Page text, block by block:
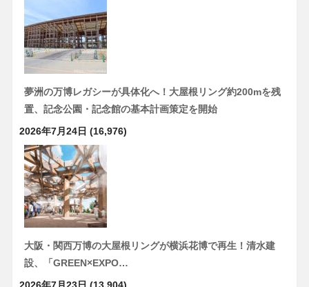
夢洲の万博レガシーが具体化へ！大屋根リング約200mを残
置、記念公園・記念館の基本計画策定を開始
2026年7月24日 (16,976)
大阪・関西万博の大屋根リングが横浜花博で再生！清水建
設、「GREEN×EXPO…